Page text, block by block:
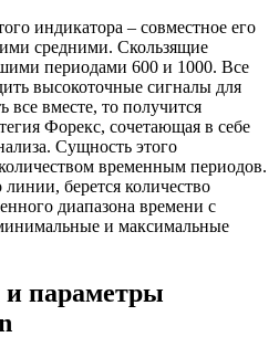
индикатора – совместное его
средними. Скользящие
периодами 600 и 1000. Все
высокоточные сигналы для
все вместе, то получится
Форекс, сочетающая в себе
Сущность этого
временным периодов.
линии, берется количество
диапазона времени с
и максимальные
параметры